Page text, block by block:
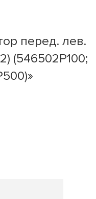
перед. лев.
(546502P100;